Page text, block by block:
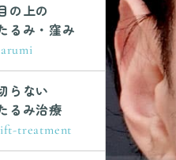
の上の
るみ・窪み
らない
るみ治療
treatment